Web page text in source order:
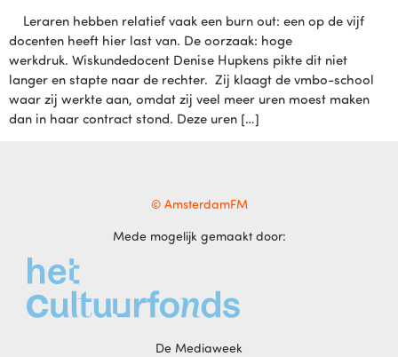
Leraren hebben relatief vaak een burn out: een op de vijf
docenten heeft hier last van. De oorzaak: hoge
werkdruk. Wiskundedocent Denise Hupkens pikte dit niet
langer en stapte naar de rechter. Zij klaagt de vmbo-school
waar zij werkte aan, omdat zij veel meer uren moest maken
dan in haar contract stond. Deze uren […]
© AmsterdamFM
Mede mogelijk gemaakt door:
De Mediaweek